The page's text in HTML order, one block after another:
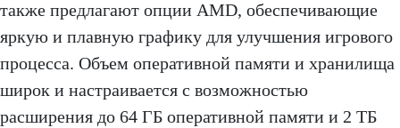
также предлагают опции AMD, обеспечивающие
яркую и плавную графику для улучшения игрового
процесса. Объем оперативной памяти и хранилища
широк и настраивается с возможностью
расширения до 64 ГБ оперативной памяти и 2 ТБ